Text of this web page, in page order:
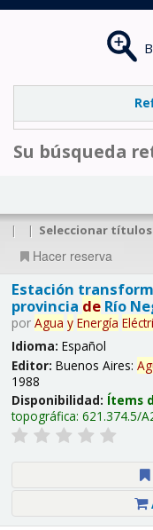
Su búsqueda
| | Seleccionar
Hacer reserva
Estación
provincia deRío
por Agua y Energía
Idioma: Español
Editor: Buenos Aires:
1988
Disponibilidad: Ítems
topográfica: 621.374.5/